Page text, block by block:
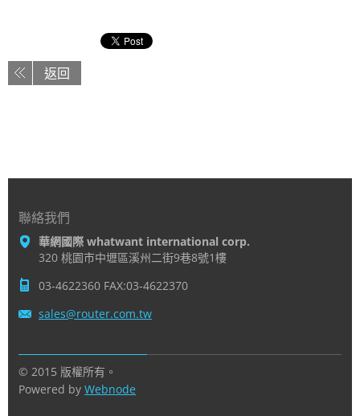
返回
聯絡我們
華網國際 whatwant international corp.
320 桃園市中壢區溪州二街9巷8號1樓
03-4622360 FAX:03-4622370
sales@router.com.tw
© 2015 版權所有。
Powered by Webnode